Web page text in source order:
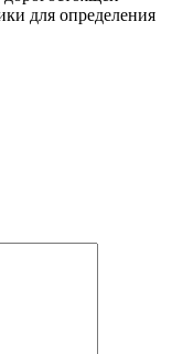
для определения